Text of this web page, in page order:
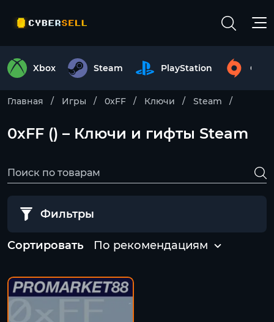
Xbox Steam PlayStation
Главная Игры 0xFF Ключи Steam
0xFF () – Ключи и гифты Steam
Фильтры
Сортировать По рекомендациям